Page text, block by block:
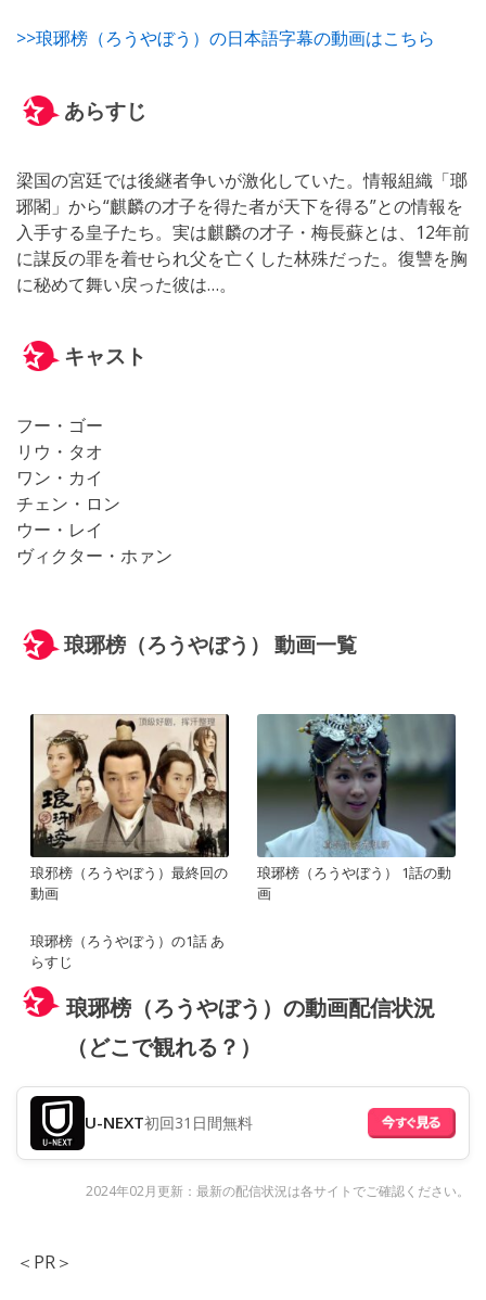
>>琅琊榜（ろうやぼう）の日本語字幕の動画はこちら
あらすじ
梁国の宮廷では後継者争いが激化していた。情報組織「瑯
琊閣」から“麒麟の才子を得た者が天下を得る”との情報を
入手する皇子たち。実は麒麟の才子・梅長蘇とは、12年前
に謀反の罪を着せられ父を亡くした林殊だった。復讐を胸
に秘めて舞い戻った彼は…。
キャスト
フー・ゴー
リウ・タオ
ワン・カイ
チェン・ロン
ウー・レイ
ヴィクター・ホァン
琅琊榜（ろうやぼう） 動画一覧
琅邪榜（ろうやぼう）最終回の
動画
琅琊榜（ろうやぼう） 1話の動
画
琅琊榜（ろうやぼう）の1話 あ
らすじ
琅琊榜（ろうやぼう）の動画配信状況
（どこで観れる？）
U-NEXT初回31日間無料
2024年02月更新：最新の配信状況は各サイトでご確認ください。
＜PR＞